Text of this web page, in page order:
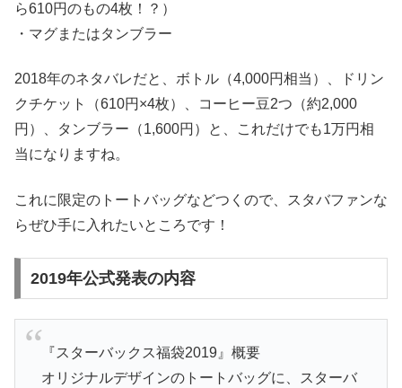
ら610円のもの4枚！？）
・マグまたはタンブラー
2018年のネタバレだと、ボトル（4,000円相当）、ドリン
クチケット（610円×4枚）、コーヒー豆2つ（約2,000
円）、タンブラー（1,600円）と、これだけでも1万円相
当になりますね。
これに限定のトートバッグなどつくので、スタバファンな
らぜひ手に入れたいところです！
2019年公式発表の内容
『スターバックス福袋2019』概要
オリジナルデザインのトートバッグに、スターバ